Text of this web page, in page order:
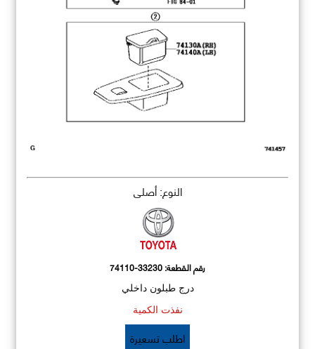
النوع: أصلي
رقم القطعة:74110-33230
درج طبلون داخلي
نفذت الكمية
اطلب تسعيرة